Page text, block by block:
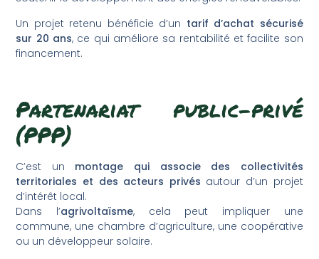
Un projet retenu bénéficie d’un tarif d’achat sécurisé
sur 20 ans, ce qui améliore sa rentabilité et facilite son
financement.
Partenariat public-privé
(PPP)
C’est un montage qui associe des collectivités
territoriales et des acteurs privés autour d’un projet
d’intérêt local.
Dans l’agrivoltaïsme, cela peut impliquer une
commune, une chambre d’agriculture, une coopérative
ou un développeur solaire.